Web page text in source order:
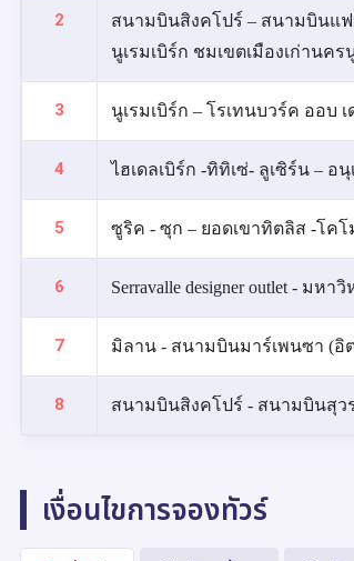
2
สนามบินสิงคโปร์ – สนามบินแฟ
นูเรมเบิร์ก ชมเขตเมืองเก่านคร
3 นูเรมเบิร์ก – โรเทนบวร์ค ออบ
4 ไฮเดลเบิร์ก -ทิทิเซ่- ลูเซิร์น – อ
5 ซูริค - ซุก – ยอดเขาทิตลิส -โค
6 Serravalle designer outlet - มห
7 มิลาน - สนามบินมาร์เพนซา (อิ
8 สนามบินสิงคโปร์ - สนามบินสุ
เงื่อนไขการจองทัวร์